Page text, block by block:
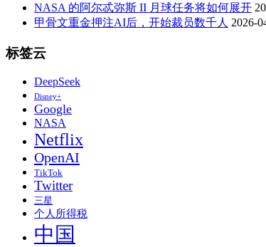
NASA 的阿尔忒弥斯 II 月球任务将如何展开
甲骨文重金押注AI后，开始裁员数千人 2026-
标签云
DeepSeek
Disney+
Google
NASA
Netflix
OpenAI
TikTok
Twitter
三星
个人所得税
中国